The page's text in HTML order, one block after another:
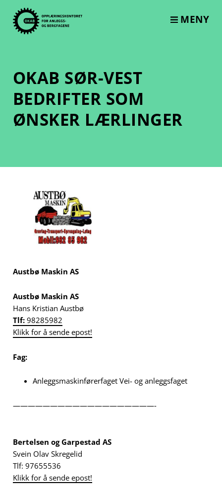
content
MENY
OKAB SØR-VEST
BEDRIFTER SOM
ØNSKER LÆRLINGER
Austbø Maskin AS
Austbø Maskin AS
Hans Kristian Austbø
Tlf: 98285982
Klikk for å sende epost!
Fag:
Anleggsmaskinførerfaget Vei- og anleggsfaget
———————————————————-
Bertelsen og Garpestad AS
Svein Olav Skregelid
Tlf: 97655536
Klikk for å sende epost!